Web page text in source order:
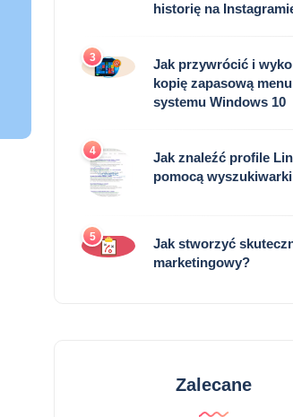
historię na
3
Jak przywrócić i
kopię zapasową
systemu Windows 10
4
Jak znaleźć profile
pomocą
5
Jak stworzyć
marketingowy?
Zalecane